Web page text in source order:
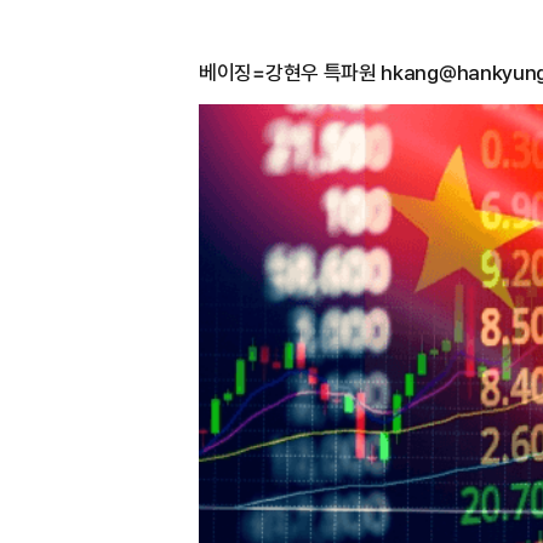
베이징=강현우 특파원